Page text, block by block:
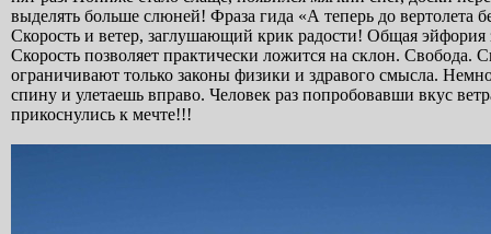
выделять больше слюней! Фраза гида «А теперь до вертолета
Скорость и ветер, заглушающий крик радости! Общая эйфория
Скорость позволяет практически ложится на склон.
ограничивают только законы физики и здравого смысла.
спину и улетаешь вправо. Человек раз попробовавши вкус
прикоснулись к мечте!!!